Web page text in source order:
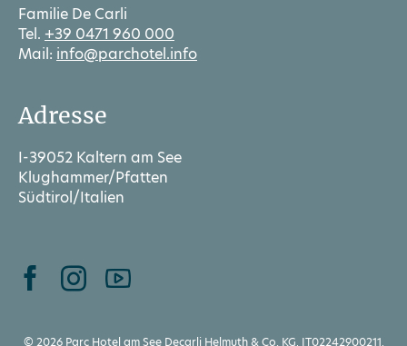
Familie De Carli
Tel. +39 0471 960 000
Mail: info@parchotel.info
Adresse
I-39052 Kaltern am See
Klughammer/Pfatten
Südtirol/Italien
© 2026 Parc Hotel am See Decarli Helmuth & Co. KG, IT02242900211,